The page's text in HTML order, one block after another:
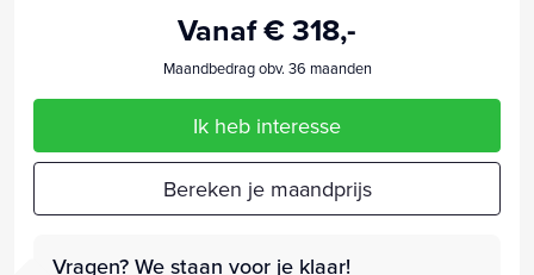
Vanaf € 318,-
Maandbedrag obv. 36 maanden
Ik heb interesse
Bereken je maandprijs
Vragen? We staan voor je klaar!